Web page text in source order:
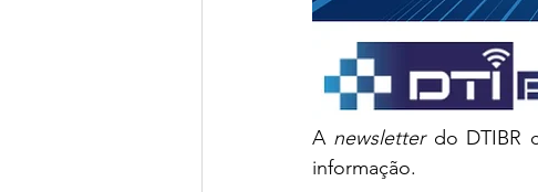
A newsletter do DTIBR
informação.